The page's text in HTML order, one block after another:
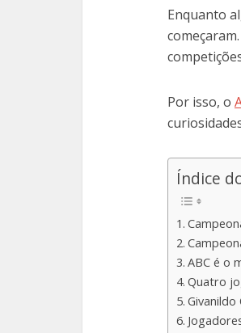
Enquanto
Por isso, o
Índice
ABC é o
Quatro